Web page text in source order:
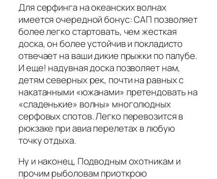
Для серфинга на океанских волнах
имеется очередной бонус: САП позволяет
более легко стартовать, чем жесткая
доска, он более устойчив и покладисто
отвечает на ваши дикие прыжки по палубе.
И еще! надувная доска позволяет нам,
детям северных рек, почти на равных с
накатанными «южанами» претендовать на
«сладенькие» волны» многолюдных
серфовых спотов. Легко перевозится в
рюкзаке при авиа перелетах в любую
точку отдыха.
Ну и наконец, Подводным охотникам и
прочим рыболовам приоткрою